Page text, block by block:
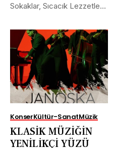
Sokaklar, Sıcacık Lezzetler
KonserKültür-SanatMüzik
KLASİK MÜZİĞİN
YENİLİKÇİ YÜZÜ